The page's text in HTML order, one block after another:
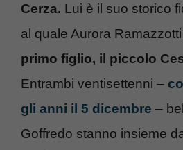
Cerza. Lui è il suo storico
al quale Aurora
primo figlio, il piccolo
Entrambi ventisettenni –
gli anni il 5 dicembre –
Goffredo stanno insieme